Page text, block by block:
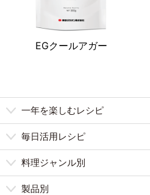
一年を楽しむレシピ
毎日活用レシピ
料理ジャンル別
製品別
EGクールアガー